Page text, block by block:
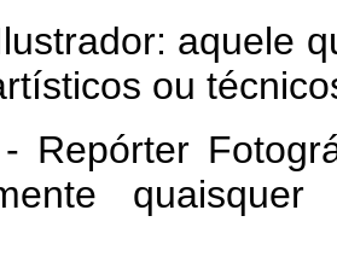
aquele
ou